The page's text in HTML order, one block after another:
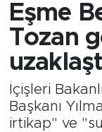
Eşme
Tozan
İçişleri
Başkanı
irtikap" ve
Son
Haber